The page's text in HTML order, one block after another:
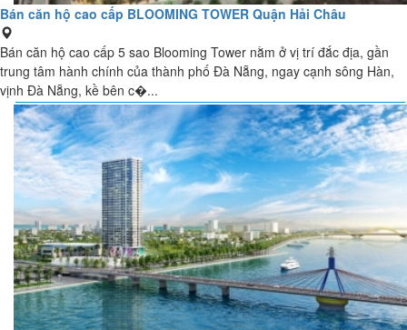
Bán căn hộ cao cấp BLOOMING TOWER Quận Hải Châu
Bán căn hộ cao cấp 5 sao Blooming Tower nằm ở vị trí đắc địa, gần
trung tâm hành chính của thành phố Đà Nẵng, ngay cạnh sông Hàn,
vịnh Đà Nẵng, kề bên c�...